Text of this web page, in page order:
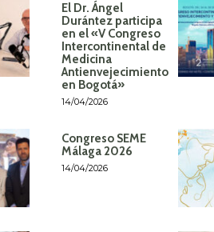
El Dr. Ángel
Durántez participa
en el «V Congreso
Intercontinental de
Medicina
Antienvejecimiento
en Bogotá»
14/04/2026
Congreso SEME
Málaga 2026
14/04/2026